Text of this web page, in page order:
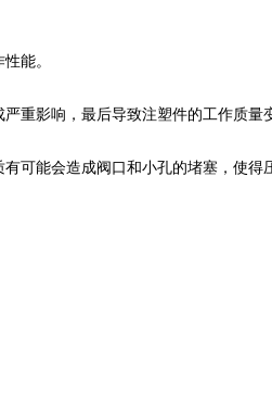
能。
重影响，最后导致注塑件的工作质量
可能会造成阀口和小孔的堵塞，使得